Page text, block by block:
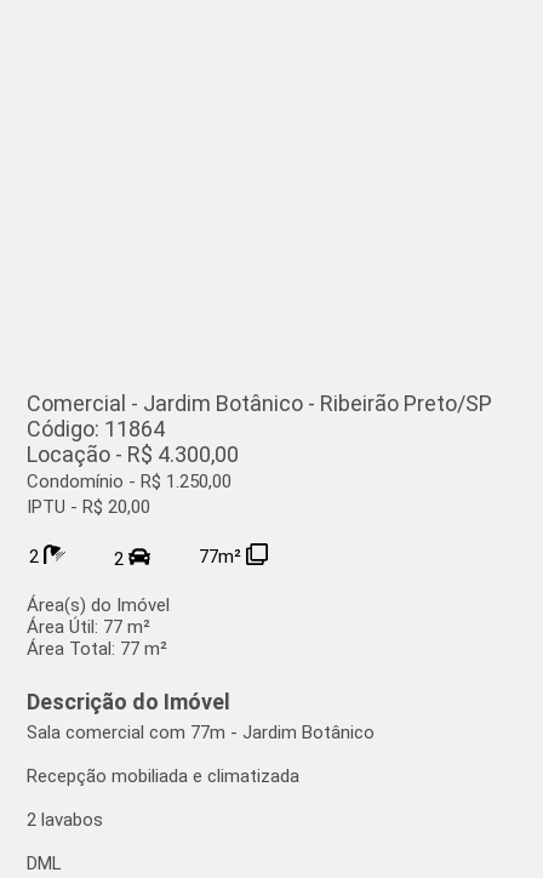
Comercial - Jardim Botânico - Ribeirão Preto/SP
Código: 11864
Locação - R$ 4.300,00
Condomínio - R$ 1.250,00
IPTU - R$ 20,00
2 2 77m²
Área(s) do Imóvel
Área Útil: 77 m²
Área Total: 77 m²
Descrição do Imóvel
Sala comercial com 77m - Jardim Botânico
Recepção mobiliada e climatizada
2 lavabos
DML